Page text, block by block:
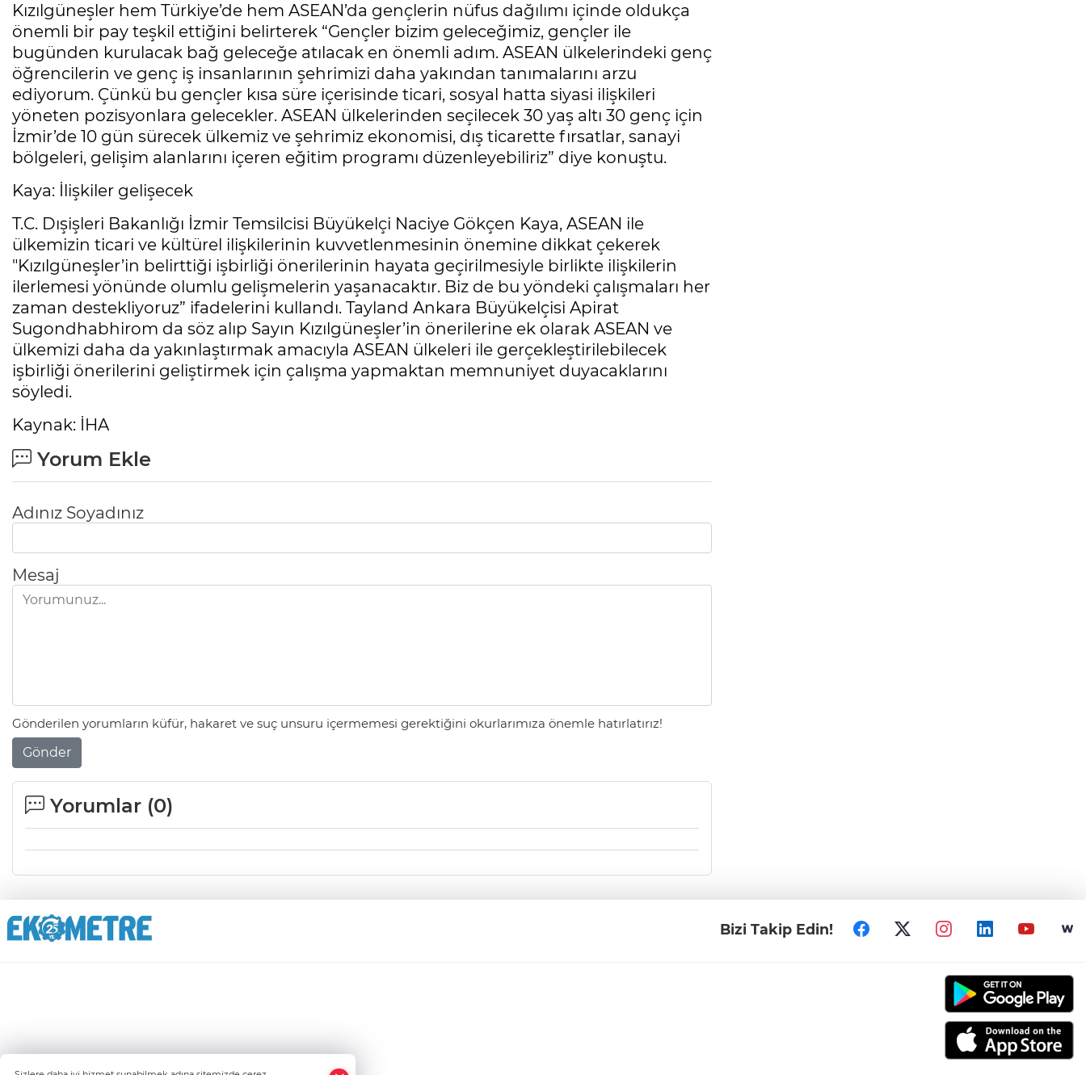
Kızılgüneşler hem Türkiye’de hem ASEAN’da gençlerin nüfus dağılımı içinde oldukça
önemli bir pay teşkil ettiğini belirterek “Gençler bizim geleceğimiz, gençler ile
bugünden kurulacak bağ geleceğe atılacak en önemli adım. ASEAN ülkelerindeki genç
öğrencilerin ve genç iş insanlarının şehrimizi daha yakından tanımalarını arzu
ediyorum. Çünkü bu gençler kısa süre içerisinde ticari, sosyal hatta siyasi ilişkileri
yöneten pozisyonlara gelecekler. ASEAN ülkelerinden seçilecek 30 yaş altı 30 genç için
İzmir’de 10 gün sürecek ülkemiz ve şehrimiz ekonomisi, dış ticarette fırsatlar, sanayi
bölgeleri, gelişim alanlarını içeren eğitim programı düzenleyebiliriz” diye konuştu.
Kaya: İlişkiler gelişecek
T.C. Dışişleri Bakanlığı İzmir Temsilcisi Büyükelçi Naciye Gökçen Kaya, ASEAN ile
ülkemizin ticari ve kültürel ilişkilerinin kuvvetlenmesinin önemine dikkat çekerek
"Kızılgüneşler’in belirttiği işbirliği önerilerinin hayata geçirilmesiyle birlikte ilişkilerin
ilerlemesi yönünde olumlu gelişmelerin yaşanacaktır. Biz de bu yöndeki çalışmaları her
zaman destekliyoruz” ifadelerini kullandı. Tayland Ankara Büyükelçisi Apirat
Sugondhabhirom da söz alıp Sayın Kızılgüneşler’in önerilerine ek olarak ASEAN ve
ülkemizi daha da yakınlaştırmak amacıyla ASEAN ülkeleri ile gerçekleştirilebilecek
işbirliği önerilerini geliştirmek için çalışma yapmaktan memnuniyet duyacaklarını
söyledi.
Kaynak: İHA
Yorum Ekle
Adınız Soyadınız
Mesaj
Gönderilen yorumların küfür, hakaret ve suç unsuru içermemesi gerektiğini okurlarımıza önemle hatırlatırız!
Gönder
Yorumlar (0)
Bizi Takip Edin!